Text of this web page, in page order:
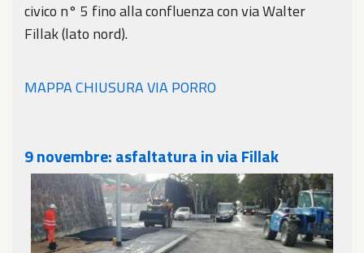
civico n° 5 fino alla confluenza con via Walter
Fillak (lato nord).
MAPPA CHIUSURA VIA PORRO
9 novembre: asfaltatura in via Fillak